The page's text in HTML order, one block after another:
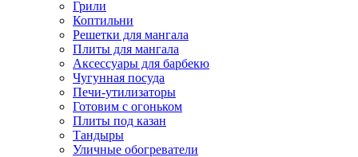
Грили
Коптильни
Решетки для мангала
Плиты для мангала
Аксессуары для барбекю
Чугунная посуда
Печи-утилизаторы
Готовим с огоньком
Плиты под казан
Тандыры
Уличные обогреватели